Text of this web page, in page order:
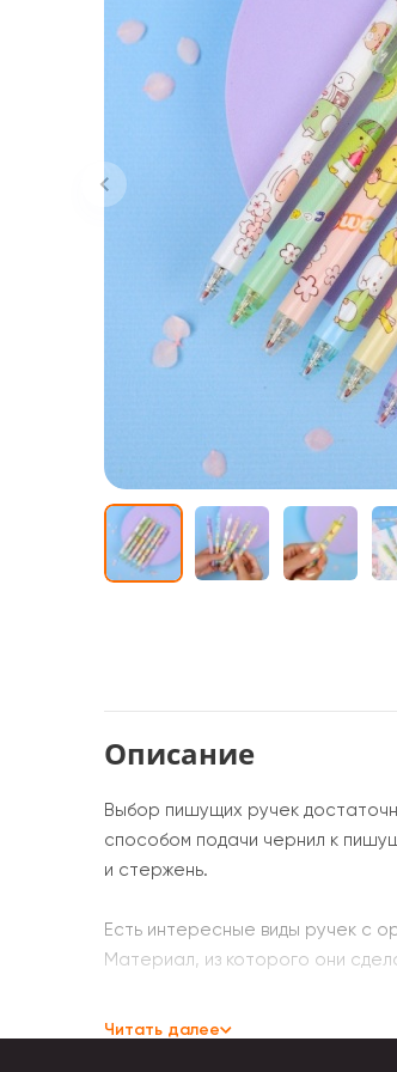
Описание
Выбор пишущих ручек
способом подачи чернил к
и стержень.
Есть интересные виды ручек с
Материал, из которого они
По конструкции пишущей части
Читать далее